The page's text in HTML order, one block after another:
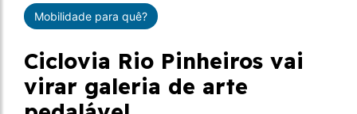
Mobilidade para quê?
Ciclovia Rio Pinheiros vai
virar galeria de arte